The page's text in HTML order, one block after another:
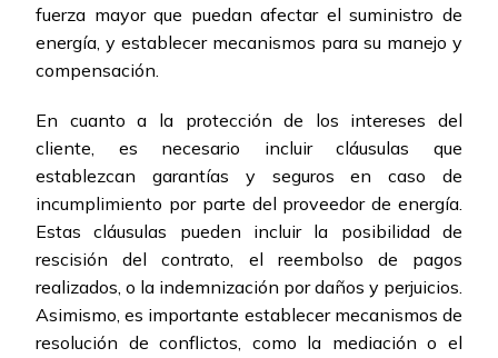
fuerza mayor que puedan afectar el suministro de
energía, y establecer mecanismos para su manejo y
compensación.
En cuanto a la protección de los intereses del
cliente, es necesario incluir cláusulas que
establezcan garantías y seguros en caso de
incumplimiento por parte del proveedor de energía.
Estas cláusulas pueden incluir la posibilidad de
rescisión del contrato, el reembolso de pagos
realizados, o la indemnización por daños y perjuicios.
Asimismo, es importante establecer mecanismos de
resolución de conflictos, como la mediación o el